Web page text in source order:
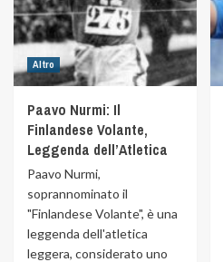
Altro
Paavo Nurmi: Il
Finlandese Volante,
Leggenda dell’Atletica
Paavo Nurmi,
soprannominato il
"Finlandese Volante", è una
leggenda dell'atletica
leggera, considerato uno